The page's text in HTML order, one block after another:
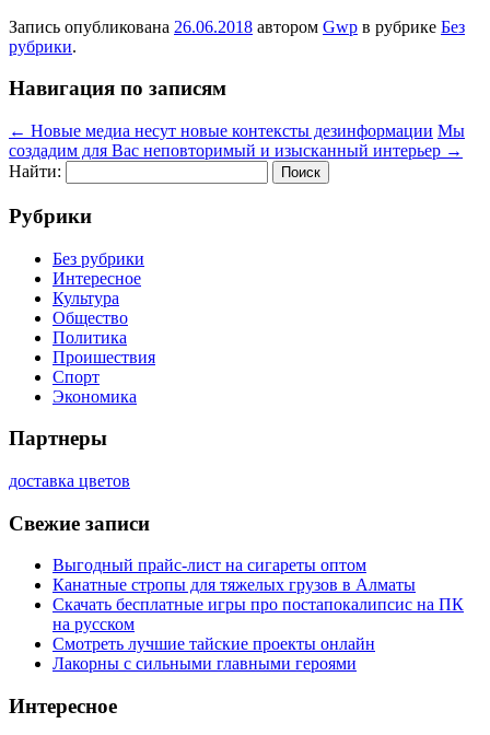
Запись опубликована 26.06.2018 автором Gwp в рубрике Без
рубрики.
Навигация по записям
← Новые медиа несут новые контексты дезинформации Мы
создадим для Вас неповторимый и изысканный интерьер →
Найти:
Рубрики
Без рубрики
Интересное
Культура
Общество
Политика
Проишествия
Спорт
Экономика
Партнеры
доставка цветов
Свежие записи
Выгодный прайс-лист на сигареты оптом
Канатные стропы для тяжелых грузов в Алматы
Скачать бесплатные игры про постапокалипсис на ПК
на русском
Смотреть лучшие тайские проекты онлайн
Лакорны с сильными главными героями
Интересное